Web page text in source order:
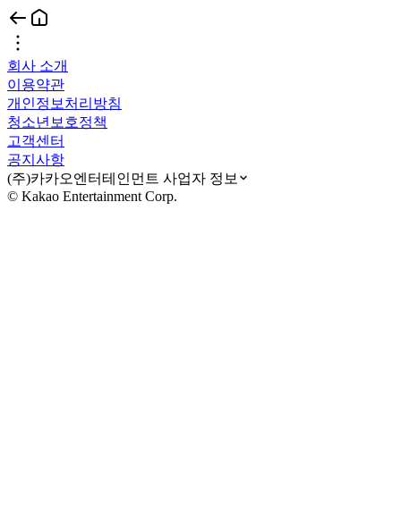
회사 소개
이용약관
개인정보처리방침
청소년보호정책
고객센터
공지사항
(주)카카오엔터테인먼트 사업자 정보
© Kakao Entertainment Corp.